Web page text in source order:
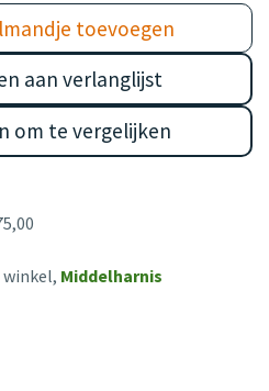
toevoegen
om te vergelijken
aan verlanglijst
winkel, Middelharnis